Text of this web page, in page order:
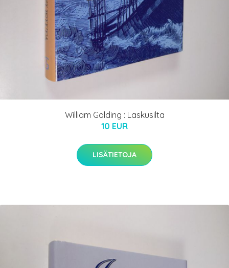
William Golding : Laskusilta
10 EUR
LISÄTIETOJA